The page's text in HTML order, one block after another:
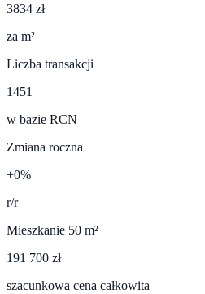
3834 zł
za m²
Liczba transakcji
1451
w bazie RCN
Zmiana roczna
+0%
r/r
Mieszkanie 50 m²
191 700 zł
szacunkowa cena całkowita